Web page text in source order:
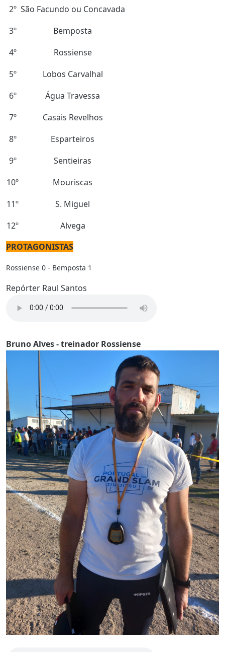
2º São Facundo ou Concavada
3º
Bemposta
4º
Rossiense
5º
Lobos Carvalhal
6º
Água Travessa
7º
Casais Revelhos
8º
Esparteiros
9º
Sentieiras
10º
Mouriscas
11º
S. Miguel
12º
Alvega
PROTAGONISTAS
Rossiense 0 - Bemposta 1
Repórter Raul Santos
Bruno Alves - treinador Rossiense